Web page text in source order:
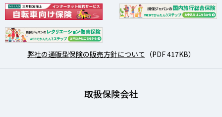
弊社の通販型保険の販売方針について （PDF 417KB）
取扱保険会社